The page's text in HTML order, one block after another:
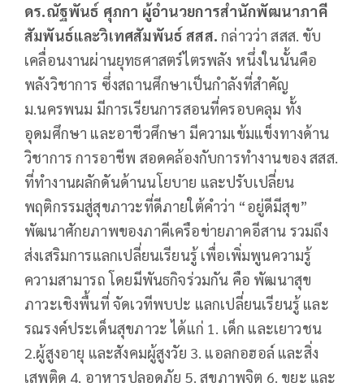
ดร.ณัฐพันธ์ ศุภกา ผู้อำนวยการสำนักพัฒนาภาคี
สัมพันธ์และวิเทศสัมพันธ์ สสส. กล่าวว่า สสส. ขับ
เคลื่อนงานผ่านยุทธศาสตร์ไตรพลัง หนึ่งในนั้นคือ
พลังวิชาการ ซึ่งสถานศึกษาเป็นกำลังที่สำคัญ
ม.นครพนม มีการเรียนการสอนที่ครอบคลุม ทั้ง
อุดมศึกษา และอาชีวศึกษา มีความเข้มแข็งทางด้าน
วิชาการ การอาชีพ สอดคล้องกับการทำงานของ สสส.
ที่ทำงานผลักดันด้านนโยบาย และปรับเปลี่ยน
พฤติกรรมสู่สุขภาวะที่ดีภายใต้คำว่า “อยู่ดีมีสุข”
พัฒนาศักยภาพของภาคีเครือข่ายภาคอีสาน รวมถึง
ส่งเสริมการแลกเปลี่ยนเรียนรู้ เพื่อเพิ่มพูนความรู้
ความสามารถ โดยมีพันธกิจร่วมกัน คือ พัฒนาสุข
ภาวะเชิงพื้นที่ จัดเวทีพบปะ แลกเปลี่ยนเรียนรู้ และ
รณรงค์ประเด็นสุขภาวะ ได้แก่ 1. เด็ก และเยาวชน
2.ผู้สูงอายุ และสังคมผู้สูงวัย 3. แอลกอฮอล์ และสิ่ง
เสพติด 4. อาหารปลอดภัย 5. สุขภาพจิต 6. ขยะ และ